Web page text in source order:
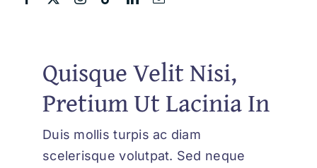
Quisque Velit Nisi,
Pretium Ut Lacinia In
Duis mollis turpis ac diam
scelerisque volutpat. Sed neque